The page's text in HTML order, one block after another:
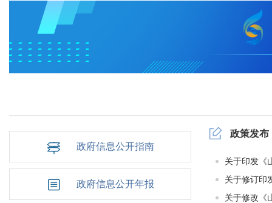
政府信息公开指南
政府信息公开年报
政策发布
关于印发《
关于修订印
关于修改《